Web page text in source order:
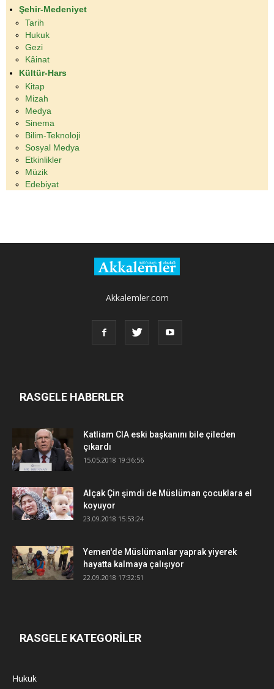
Şehir-Medeniyet
Tarih
Hukuk
Gezi
Kâinat
Kültür-Hars
Kitap
Mizah
Medya
Sinema
Bilim-Teknoloji
Sosyal Medya
Etkinlikler
Müzik
Edebiyat
Akkalemler.com
RASGELE HABERLER
Katliam CIA eski başkanını bile çileden
çıkardı
15.05.2018 19:36:56
Alçak Çin şimdi de Müslüman çocuklara el
koyuyor
23.09.2018 15:53:24
Yemen'de Müslümanlar yaprak yiyerek
hayatta kalmaya çalışıyor
22.09.2018 17:32:51
RASGELE KATEGORİLER
Hukuk